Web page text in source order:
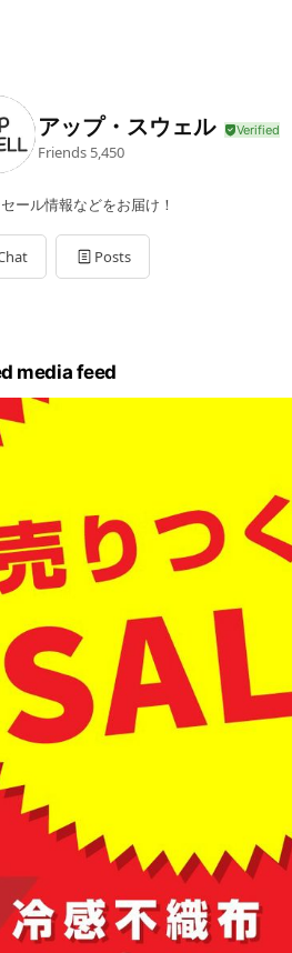
アップ・スウェル
Friends 5,450
ール情報などをお届け！
Posts
media feed